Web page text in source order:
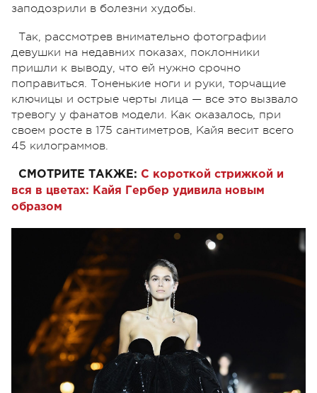
заподозрили в болезни худобы.
Так, рассмотрев внимательно фотографии
девушки на недавних показах, поклонники
пришли к выводу, что ей нужно срочно
поправиться. Тоненькие ноги и руки, торчащие
ключицы и острые черты лица — все это вызвало
тревогу у фанатов модели. Как оказалось, при
своем росте в 175 сантиметров, Кайя весит всего
45 килограммов.
СМОТРИТЕ ТАКЖЕ: С короткой стрижкой и
вся в цветах: Кайя Гербер удивила новым
образом